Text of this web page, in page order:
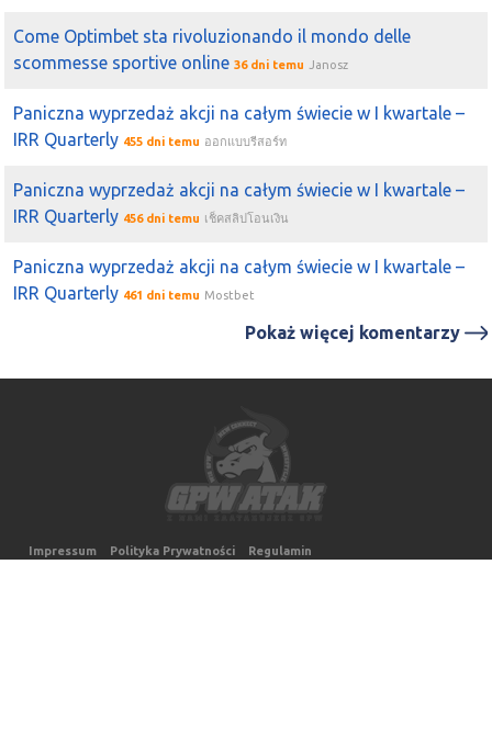
Come Optimbet sta rivoluzionando il mondo delle
scommesse sportive online 36 dni temu Janosz
Paniczna wyprzedaż akcji na całym świecie w I kwartale –
IRR Quarterly 455 dni temu ออกแบบรีสอร์ท
Paniczna wyprzedaż akcji na całym świecie w I kwartale –
IRR Quarterly 456 dni temu เช็คสลิปโอนเงิน
Paniczna wyprzedaż akcji na całym świecie w I kwartale –
IRR Quarterly 461 dni temu Mostbet
Pokaż więcej komentarzy
Impressum Polityka Prywatności
Regulamin